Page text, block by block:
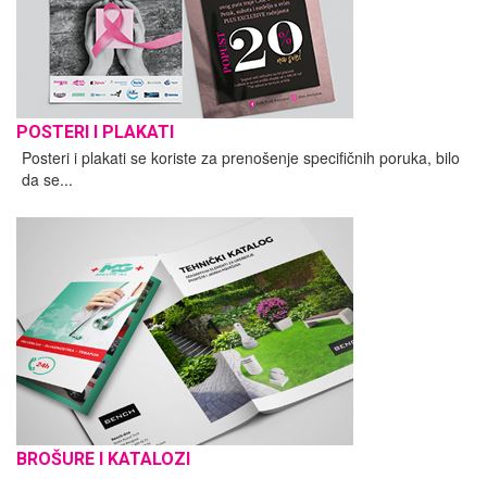
POSTERI I PLAKATI
Posteri i plakati se koriste za prenošenje specifičnih poruka, bilo
da se...
BROŠURE I KATALOZI